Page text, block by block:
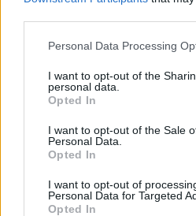
Personal Data Processing
I want to opt-out of the
personal data.
Opted In
I want to opt-out of the Sale
Personal Data.
Opted In
I want to opt-out of
Personal Data for Targeted
Opted In